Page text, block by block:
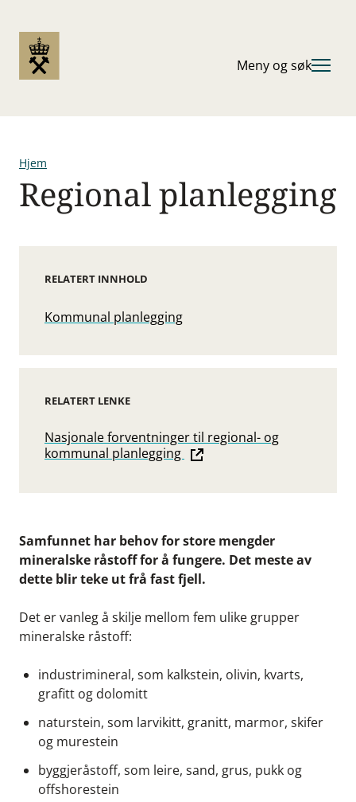
hovedinnhold
Meny og søk
Navigasjonssti
Hjem
Regional planlegging
Samfunnet har behov for store mengder
mineralske råstoff for å fungere. Det meste av
dette blir teke ut frå fast fjell.
Det er vanleg å skilje mellom fem ulike grupper
mineralske råstoff:
industrimineral, som kalkstein, olivin, kvarts,
grafitt og dolomitt
naturstein, som larvikitt, granitt, marmor, skifer
og murestein
byggjeråstoff, som leire, sand, grus, pukk og
offshorestein
RELATERT INNHOLD
Kommunal planlegging
RELATERT LENKE
Nasjonale forventninger til regional- og
kommunal planlegging